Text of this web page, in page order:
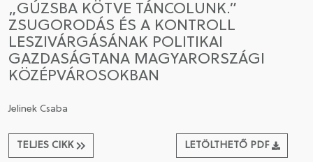
„GÚZSBA KÖTVE TÁNCOLUNK.”
ZSUGORODÁS ÉS A KONTROLL
LESZIVÁRGÁSÁNAK POLITIKAI
GAZDASÁGTANA MAGYARORSZÁGI
KÖZÉPVÁROSOKBAN
Jelinek Csaba
TELJES CIKK LETÖLTHETŐ PDF